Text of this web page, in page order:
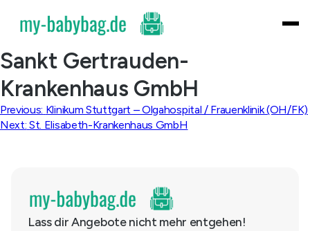
content
Sankt Gertrauden-
Krankenhaus GmbH
Beitragsnavigation
Previous: Klinikum Stuttgart – Olgahospital / Frauenklinik (OH/FK)
Next: St. Elisabeth-Krankenhaus GmbH
Lass dir Angebote nicht mehr entgehen!